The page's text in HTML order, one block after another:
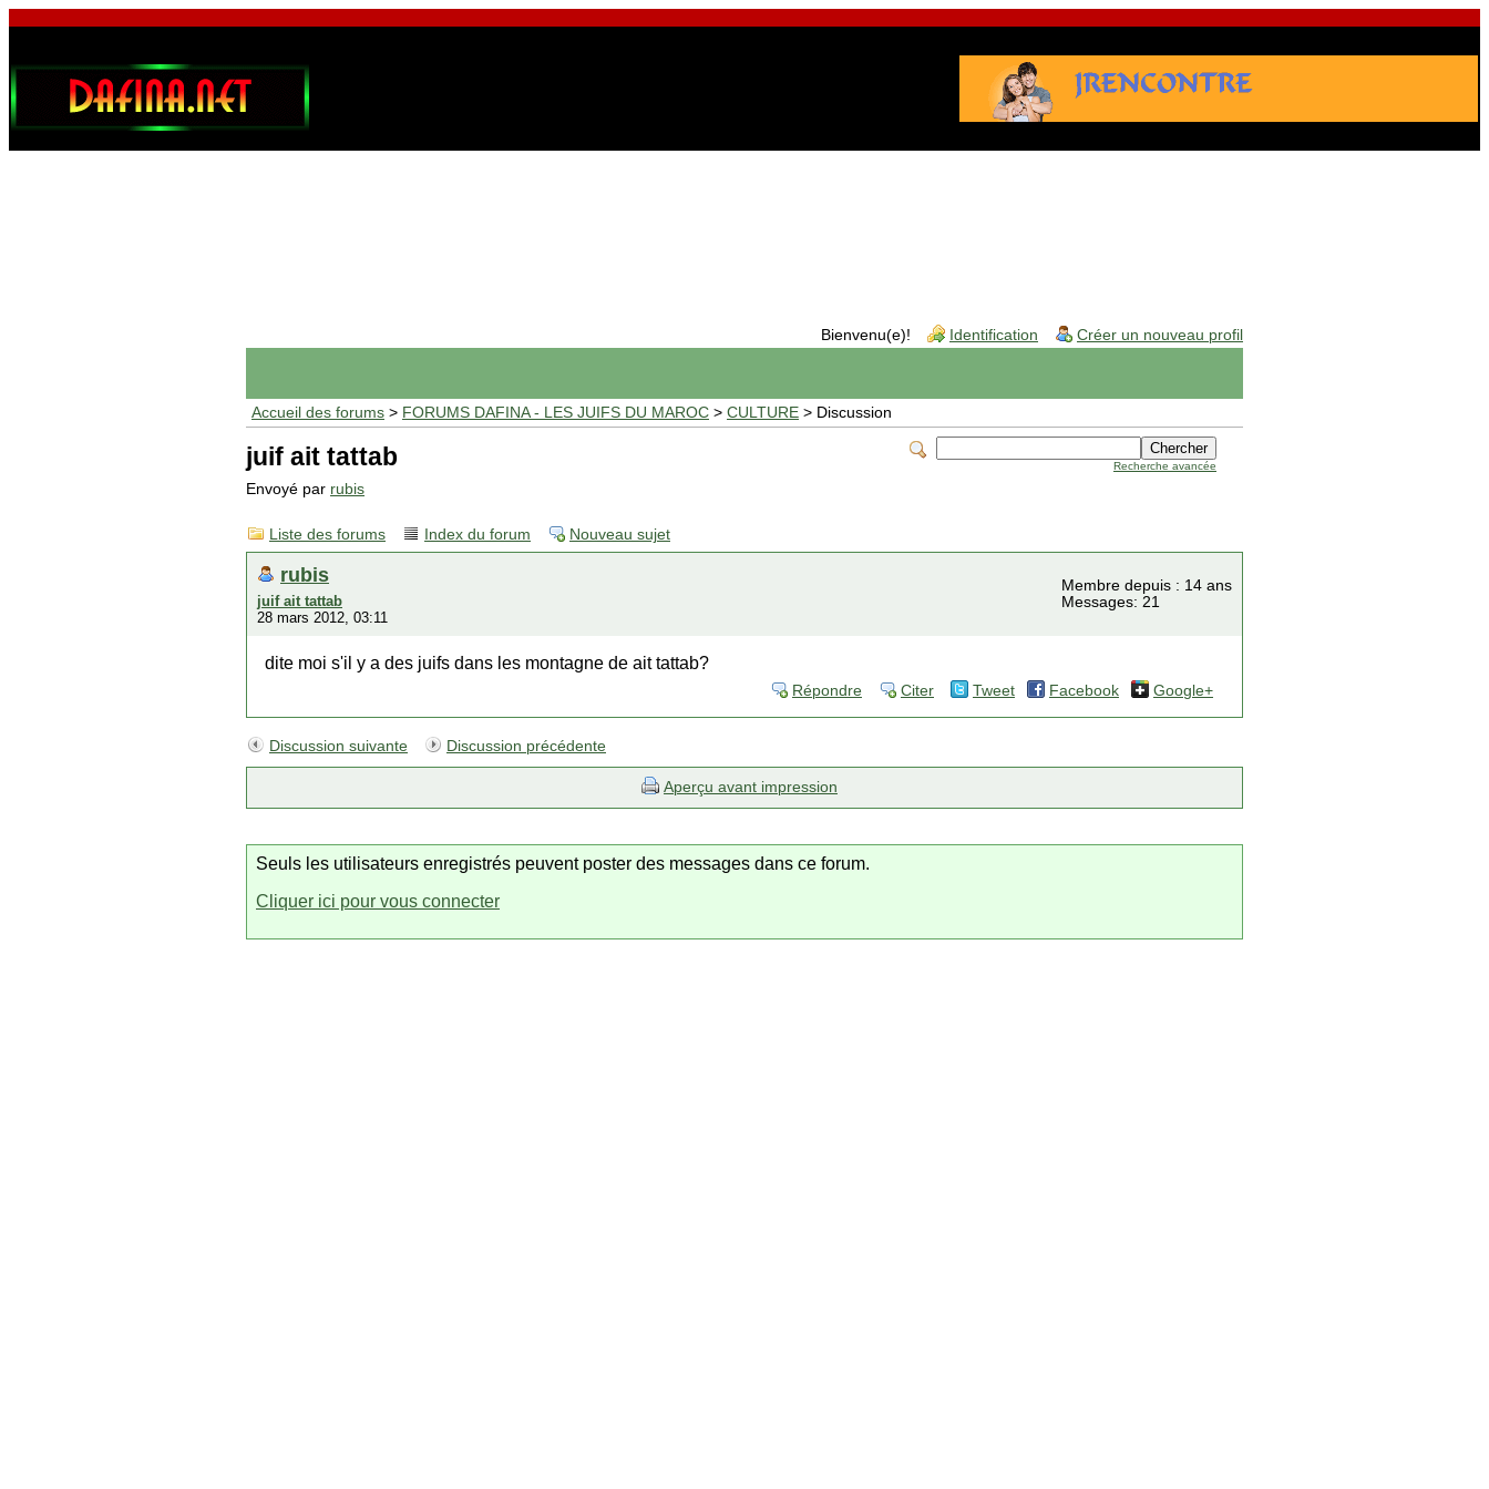
Bienvenu(e)! Identification Créer un nouveau profil
Accueil des forums > FORUMS DAFINA - LES JUIFS DU MAROC > CULTURE > Discussion
Recherche avancée
juif ait tattab
Envoyé par rubis
Liste des forums Index du forum Nouveau sujet
rubis
juif ait tattab
28 mars 2012, 03:11
Membre depuis : 14 ans
Messages: 21
dite moi s'il y a des juifs dans les montagne de ait tattab?
Répondre Citer Tweet Facebook Google+
Discussion suivante Discussion précédente
Aperçu avant impression
Seuls les utilisateurs enregistrés peuvent poster des messages dans ce forum.
Cliquer ici pour vous connecter